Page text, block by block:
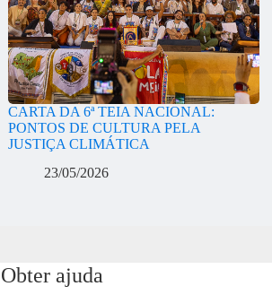
CARTA DA 6ª TEIA NACIONAL:
PONTOS DE CULTURA PELA
JUSTIÇA CLIMÁTICA
23/05/2026
Obter ajuda